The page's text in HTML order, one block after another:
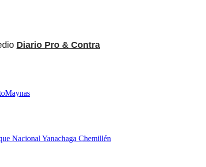
Diario Pro & Contra
Maynas
Nacional Yanachaga Chemillén